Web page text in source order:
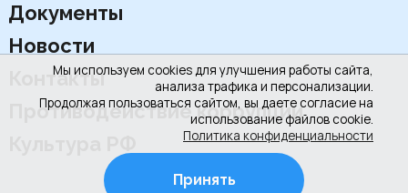
Мы используем cookies для улучшения работы сайта,
анализа трафика и персонализации.
Продолжая пользоваться сайтом, вы даете согласие на
использование файлов cookie.
Политика конфиденциальности
Принять
Документы
Новости
Контакты
Противодействие коррупции